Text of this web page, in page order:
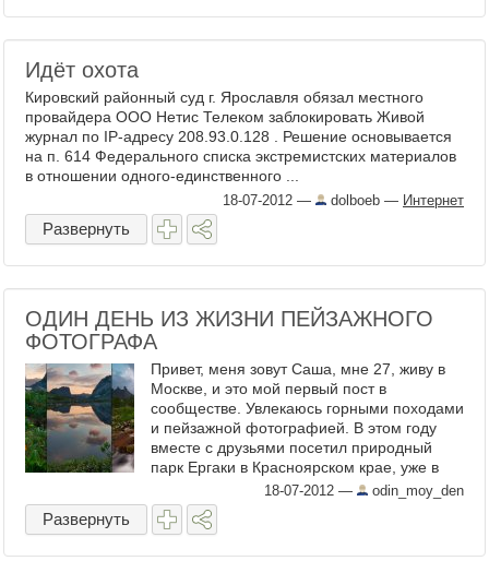
Идёт охота
Кировский районный суд г. Ярославля обязал местного
провайдера ООО Нетис Телеком заблокировать Живой
журнал по IP-адресу 208.93.0.128 . Решение основывается
на п. 614 Федерального списка экстремистских материалов
в отношении одного-единственного ...
18-07-2012 — dolboeb — Интернет
Развернуть
ОДИН ДЕНЬ ИЗ ЖИЗНИ ПЕЙЗАЖНОГО
ФОТОГРАФА
Привет, меня зовут Саша, мне 27, живу в
Москве, и это мой первый пост в
сообществе. Увлекаюсь горными походами
и пейзажной фотографией. В этом году
вместе с друзьями посетил природный
парк Ергаки в Красноярском крае, уже в
четвёртый раз за последние ...
18-07-2012 — odin_moy_den
Развернуть